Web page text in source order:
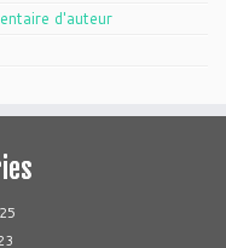
d'auteur